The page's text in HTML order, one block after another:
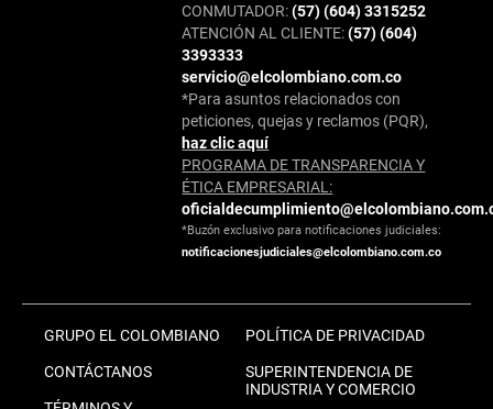
CONMUTADOR:(57) (604) 3315252
ATENCIÓN AL CLIENTE:(57) (604)
3393333
servicio@elcolombiano.com.co
*Para asuntos relacionados con
peticiones, quejas y reclamos (PQR),
haz clic aquí
PROGRAMA DE TRANSPARENCIA Y
ÉTICA EMPRESARIAL:
*Buzón exclusivo para notificaciones judiciales:
notificacionesjudiciales@elcolombiano.com.co
GRUPO EL COLOMBIANO
CONTÁCTANOS
POLÍTICA DE PRIVACIDAD
SUPERINTENDENCIA DE
INDUSTRIA Y COMERCIO